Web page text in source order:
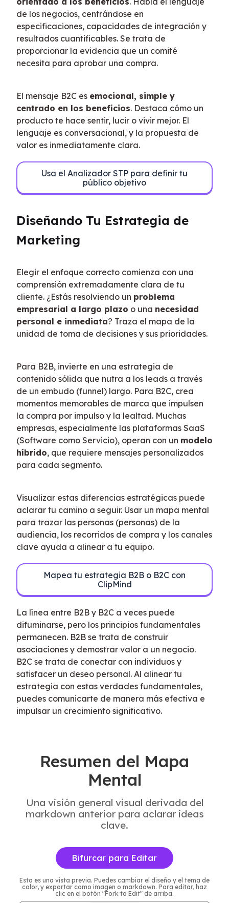
de los negocios, centrándose en
especificaciones, capacidades de integración y
resultados cuantificables. Se trata de
proporcionar la evidencia que un comité
necesita para aprobar una compra.
El mensaje B2C es emocional, simple y
centrado en los beneficios. Destaca cómo un
producto te hace sentir, lucir o vivir mejor. El
lenguaje es conversacional, y la propuesta de
valor es inmediatamente clara.
Usa el Analizador STP para definir tu
público objetivo
Diseñando Tu Estrategia de
Marketing
Elegir el enfoque correcto comienza con una
comprensión extremadamente clara de tu
cliente. ¿Estás resolviendo un problema
empresarial a largo plazo o una necesidad
personal e inmediata? Traza el mapa de la
unidad de toma de decisiones y sus prioridades.
Para B2B, invierte en una estrategia de
contenido sólida que nutra a los leads a través
de un embudo (funnel) largo. Para B2C, crea
momentos memorables de marca que impulsen
la compra por impulso y la lealtad. Muchas
empresas, especialmente las plataformas SaaS
(Software como Servicio), operan con un modelo
híbrido, que requiere mensajes personalizados
para cada segmento.
Visualizar estas diferencias estratégicas puede
aclarar tu camino a seguir. Usar un mapa mental
para trazar las personas (personas) de la
audiencia, los recorridos de compra y los canales
clave ayuda a alinear a tu equipo.
Mapea tu estrategia B2B o B2C con
ClipMind
La línea entre B2B y B2C a veces puede
difuminarse, pero los principios fundamentales
permanecen. B2B se trata de construir
asociaciones y demostrar valor a un negocio.
B2C se trata de conectar con individuos y
satisfacer un deseo personal. Al alinear tu
estrategia con estas verdades fundamentales,
puedes comunicarte de manera más efectiva e
impulsar un crecimiento significativo.
Resumen del Mapa
Mental
Una visión general visual derivada del
markdown anterior para aclarar ideas
clave.
Bifurcar para Editar
Esto es una vista previa. Puedes cambiar el diseño y el tema de
color, y exportar como imagen o markdown. Para editar, haz
clic en el botón "Fork to Edit" de arriba.